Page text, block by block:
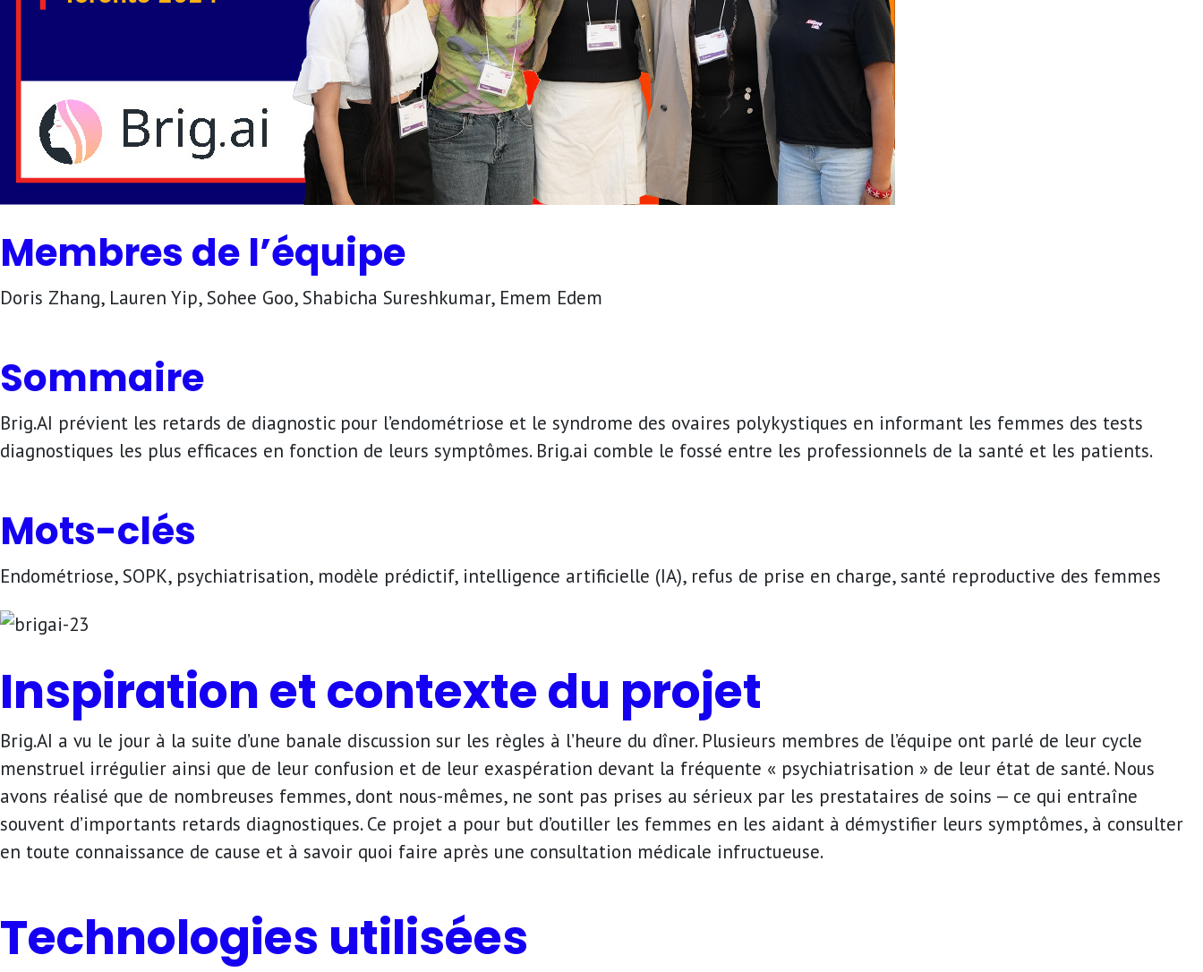
Membres de l’équipe
Doris Zhang, Lauren Yip, Sohee Goo, Shabicha Sureshkumar, Emem Edem
Sommaire
Brig.AI prévient les retards de diagnostic pour l’endométriose et le syndrome des ovaires polykystiques en informant les femmes des tests
diagnostiques les plus efficaces en fonction de leurs symptômes. Brig.ai comble le fossé entre les professionnels de la santé et les patients.
Mots-clés
Endométriose, SOPK, psychiatrisation, modèle prédictif, intelligence artificielle (IA), refus de prise en charge, santé reproductive des femmes
Inspiration et contexte du projet
Brig.AI a vu le jour à la suite d’une banale discussion sur les règles à l’heure du dîner. Plusieurs membres de l’équipe ont parlé de leur cycle
menstruel irrégulier ainsi que de leur confusion et de leur exaspération devant la fréquente « psychiatrisation » de leur état de santé. Nous
avons réalisé que de nombreuses femmes, dont nous-mêmes, ne sont pas prises au sérieux par les prestataires de soins — ce qui entraîne
souvent d’importants retards diagnostiques. Ce projet a pour but d’outiller les femmes en les aidant à démystifier leurs symptômes, à consulter
en toute connaissance de cause et à savoir quoi faire après une consultation médicale infructueuse.
Technologies utilisées